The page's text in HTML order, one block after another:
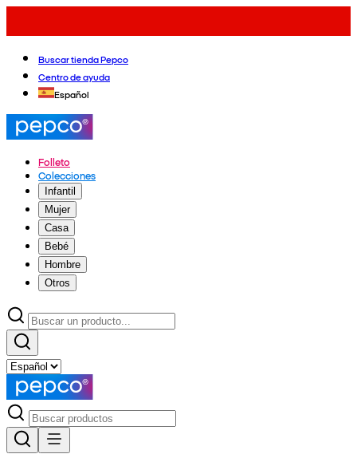
Buscar tienda Pepco
Centro de ayuda
Español
Folleto
Colecciones
Infantil
Mujer
Casa
Bebé
Hombre
Otros